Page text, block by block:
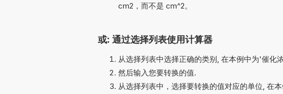
cm2，而不是 cm^2。
或: 通过选择列表使用计算器
从选择列表中选择正确的类别, 在本例中为'催化
然后输入您要转换的值.
从选择列表中，选择要转换的值对应的单位, 在